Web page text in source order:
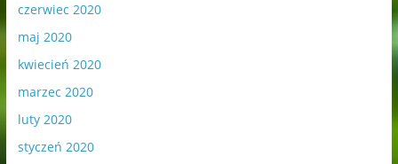
czerwiec 2020
maj 2020
kwiecień 2020
marzec 2020
luty 2020
styczeń 2020